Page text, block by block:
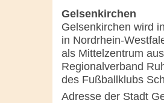
Gelsenkirchen
Gelsenkirchen wird
in Nordrhein-
als Mittelzentrum
Regionalverband
des Fußballklubs
Adresse der Stadt